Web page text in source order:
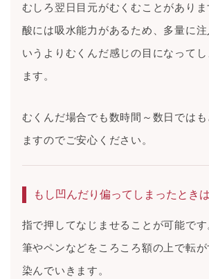
むしろ翌日目元がむくむことがあり
酸には吸水能力があるため、多量に
いうよりむくんだ感じの目になって
ます。
むくんだ場合でも数時間～数日では
ますのでご安心ください。
もし凹んだり偏ってしまったとき
指で押してなじませることが可能で
筆やペンなどをころころ額の上で転
染んでいきます。